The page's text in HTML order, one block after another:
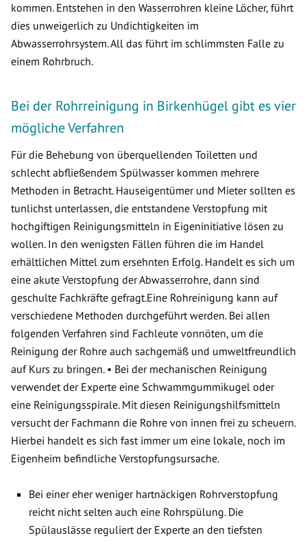
kommen. Entstehen in den Wasserrohren kleine Löcher, führt
dies unweigerlich zu Undichtigkeiten im
Abwasserrohrsystem. All das führt im schlimmsten Falle zu
einem Rohrbruch.
Bei der Rohrreinigung in Birkenhügel gibt es vier
mögliche Verfahren
Für die Behebung von überquellenden Toiletten und
schlecht abfließendem Spülwasser kommen mehrere
Methoden in Betracht. Hauseigentümer und Mieter sollten es
tunlichst unterlassen, die entstandene Verstopfung mit
hochgiftigen Reinigungsmitteln in Eigeninitiative lösen zu
wollen. In den wenigsten Fällen führen die im Handel
erhältlichen Mittel zum ersehnten Erfolg. Handelt es sich um
eine akute Verstopfung der Abwasserrohre, dann sind
geschulte Fachkräfte gefragt.Eine Rohreinigung kann auf
verschiedene Methoden durchgeführt werden. Bei allen
folgenden Verfahren sind Fachleute vonnöten, um die
Reinigung der Rohre auch sachgemäß und umweltfreundlich
auf Kurs zu bringen. • Bei der mechanischen Reinigung
verwendet der Experte eine Schwammgummikugel oder
eine Reinigungsspirale. Mit diesen Reinigungshilfsmitteln
versucht der Fachmann die Rohre von innen frei zu scheuern.
Hierbei handelt es sich fast immer um eine lokale, noch im
Eigenheim befindliche Verstopfungsursache.
Bei einer eher weniger hartnäckigen Rohrverstopfung
reicht nicht selten auch eine Rohrspülung. Die
Spülauslässe reguliert der Experte an den tiefsten